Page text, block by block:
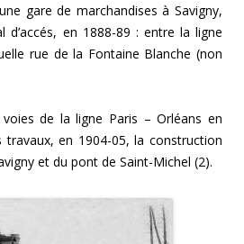
gare de marchandises à Savigny,
d’accés, en 1888-89 : entre la ligne
rue de la Fontaine Blanche (non
de la ligne Paris – Orléans en
travaux, en 1904-05, la construction
et du pont de Saint-Michel (2).